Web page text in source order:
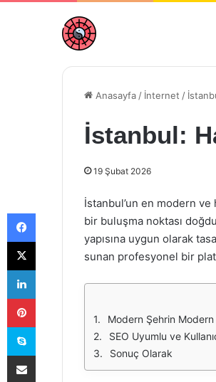
Anasayfa / İnternet /
İstanbul:
19 Şubat 2026
İstanbul’un en modern
bir buluşma noktası
yapısına uygun olarak
sunan profesyonel bir
Modern Şehrin
SEO Uyumlu ve
Sonuç Olarak
Facebook
X
LinkedIn
Pinterest
Skype
E-Posta ile paylaş